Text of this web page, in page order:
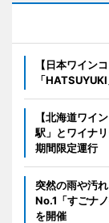
【日本ワイン
「
【北海道ワイ
駅」とワイナ
期間限定運行
突然の雨や汚
No.1「すごナ
を開催